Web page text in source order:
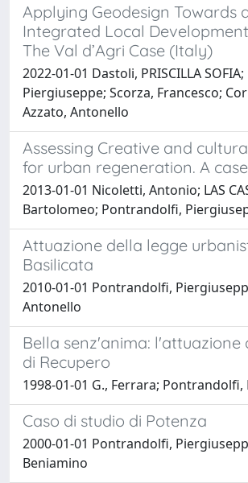
Applying Geodesign Towards
Integrated Local
The Val d’Agri Case (Italy)
2022-01-01 Dastoli, PRISCILLA
Piergiuseppe; Scorza, Francesco;
Azzato, Antonello
Assessing Creative and
for urban regeneration. A
2013-01-01 Nicoletti, Antonio; LAS
Bartolomeo; Pontrandolfi,
Attuazione della legge
Basilicata
2010-01-01 Pontrandolfi,
Antonello
Bella senz'anima: l'attuazione
di Recupero
1998-01-01 G., Ferrara;
Caso di studio di Potenza
2000-01-01 Pontrandolfi,
Beniamino